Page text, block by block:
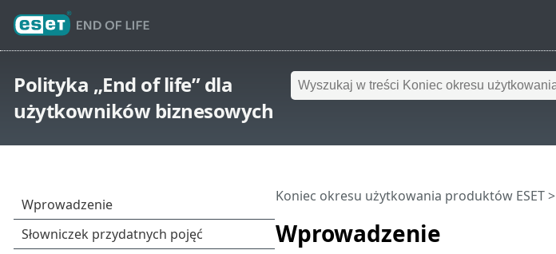
Polityka „End of life” dla
użytkowników biznesowych
Wprowadzenie
Koniec okresu użytkowania produktów ESET>